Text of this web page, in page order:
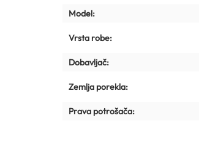
Model:
Vrsta robe:
Dobavljač:
Zemlja porekla:
Prava potrošača: